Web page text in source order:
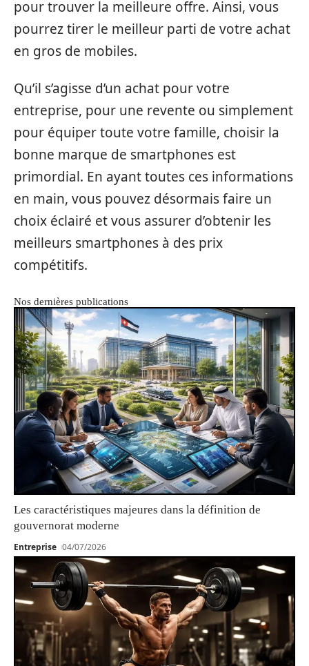
pour trouver la meilleure offre. Ainsi, vous
pourrez tirer le meilleur parti de votre achat
en gros de mobiles.
Qu’il s’agisse d’un achat pour votre
entreprise, pour une revente ou simplement
pour équiper toute votre famille, choisir la
bonne marque de smartphones est
primordial. En ayant toutes ces informations
en main, vous pouvez désormais faire un
choix éclairé et vous assurer d’obtenir les
meilleurs smartphones à des prix
compétitifs.
Nos dernières publications
Les caractéristiques majeures dans la définition de
gouvernorat moderne
Entreprise 04/07/2026